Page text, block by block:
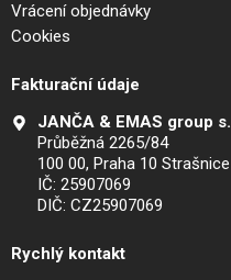
Vrácení objednávky
Cookies
Fakturační údaje
JANČA & EMAS group
Průběžná 2265/84
100 00, Praha 10 Strašnice
IČ: 25907069
DIČ: CZ25907069
Rychlý kontakt